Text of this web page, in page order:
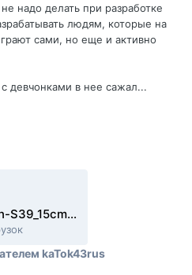
надо делать при разработке
людям, которые на
сами, но еще и активно
девчонками в нее сажал...
20260618_2005_sweden-S39_15cm_AKV60_Utkast_1_14_siegfried_line.mtreplay
kaTok43rus